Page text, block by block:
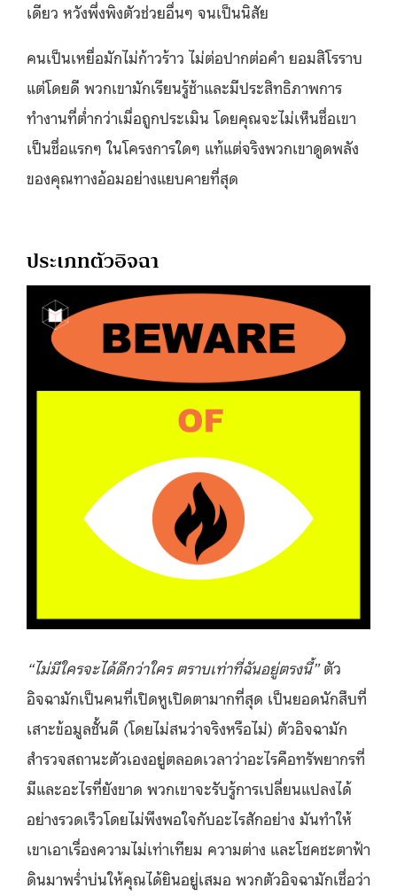
เดียว หวังพึ่งพิงตัวช่วยอื่นๆ จนเป็นนิสัย
คนเป็นเหยื่อมักไม่ก้าวร้าว ไม่ต่อปากต่อคำ ยอมสิโรราบ
แต่โดยดี พวกเขามักเรียนรู้ช้าและมีประสิทธิภาพการ
ทำงานที่ต่ำกว่าเมื่อถูกประเมิน โดยคุณจะไม่เห็นชื่อเขา
เป็นชื่อแรกๆ ในโครงการใดๆ แท้แต่จริงพวกเขาดูดพลัง
ของคุณทางอ้อมอย่างแยบคายที่สุด
ประเภทตัวอิจฉา
“ไม่มีใครจะได้ดีกว่าใคร ตราบเท่าที่ฉันอยู่ตรงนี้”ตัว
อิจฉามักเป็นคนที่เปิดหูเปิดตามากที่สุด เป็นยอดนักสืบที่
เสาะข้อมูลชั้นดี (โดยไม่สนว่าจริงหรือไม่) ตัวอิจฉามัก
สำรวจสถานะตัวเองอยู่ตลอดเวลาว่าอะไรคือทรัพยากรที่
มีและอะไรที่ยังขาด พวกเขาจะรับรู้การเปลี่ยนแปลงได้
อย่างรวดเร็วโดยไม่พึงพอใจกับอะไรสักอย่าง มันทำให้
เขาเอาเรื่องความไม่เท่าเทียม ความต่าง และโชคชะตาฟ้า
ดินมาพร่ำบ่นให้คุณได้ยินอยู่เสมอ พวกตัวอิจฉามักเชื่อว่า